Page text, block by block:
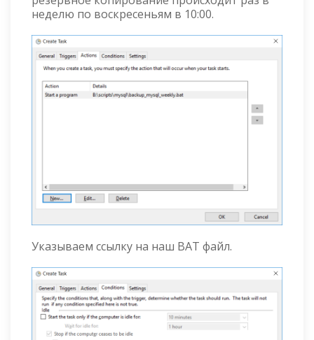
неделю по воскресеньям в 10:00.
Указываем ссылку на наш BAT файл.